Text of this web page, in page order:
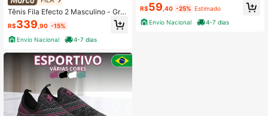
Tênis Fila Efecto 2 Masculino - Graf
ite e Preto
R$339 ,90 -15%
Envio Nacional
4-7 dias
ômico, Calce Fácil e Conforto Ideal
Para Qualquer Ocasião.
R$59 ,40 -25% Estimado
Envio Nacional
4-7 dias